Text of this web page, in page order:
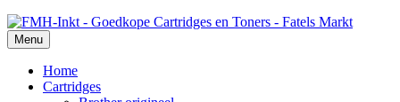
Menu
Home
Cartridges